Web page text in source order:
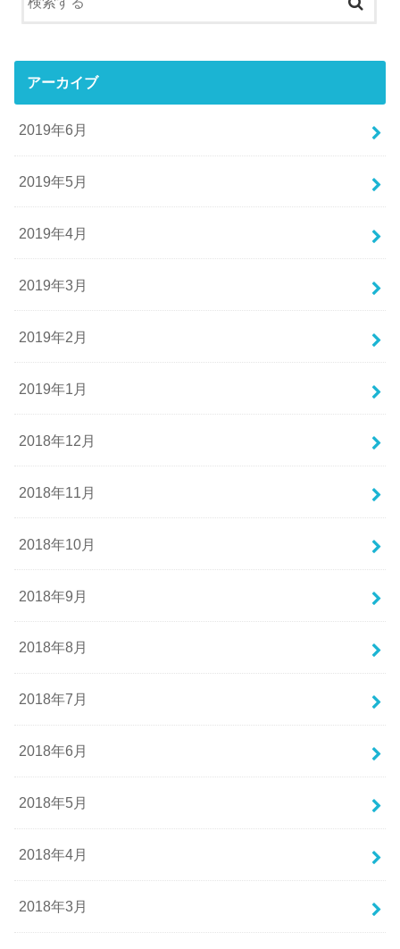
アーカイブ
2019年6月
2019年5月
2019年4月
2019年3月
2019年2月
2019年1月
2018年12月
2018年11月
2018年10月
2018年9月
2018年8月
2018年7月
2018年6月
2018年5月
2018年4月
2018年3月